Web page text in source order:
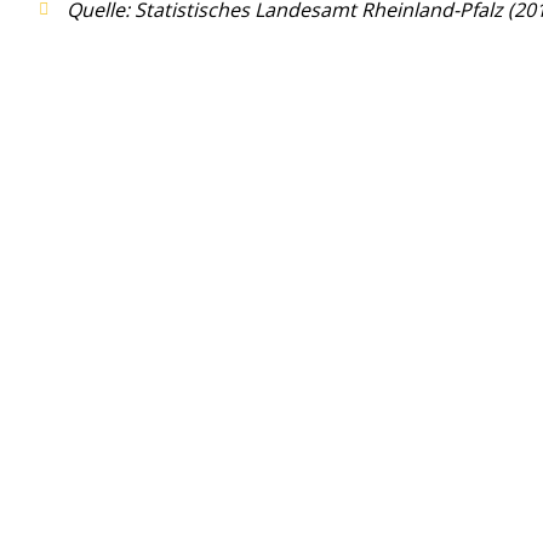
Quelle: Statistisches Landesamt Rheinland-Pfalz